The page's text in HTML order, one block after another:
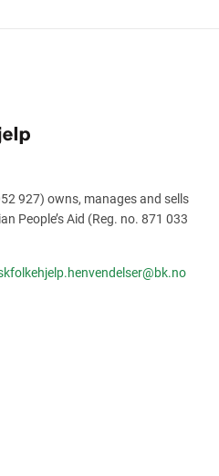
927) owns, manages and sells
People’s Aid (Reg. no. 871 033